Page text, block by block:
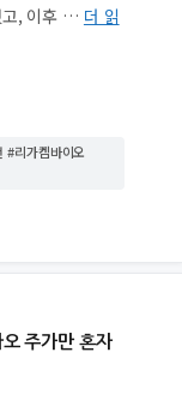
고, 이후 … 더 읽
#리가켐바이오
주가만 혼자